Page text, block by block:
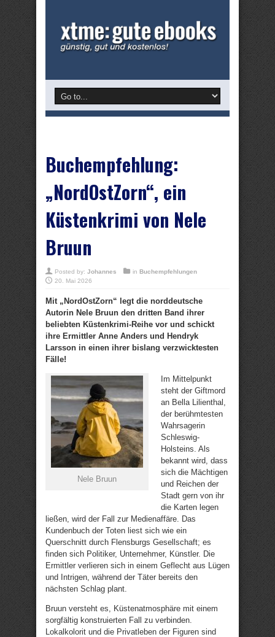
Buchempfehlung:
„NordOstZorn“, ein
Küstenkrimi von Nele
Bruun
Posted by: Johannes in Buchempfehlungen
20. Mai 2026
Mit „NordOstZorn“ legt die norddeutsche
Autorin Nele Bruun den dritten Band ihrer
beliebten Küstenkrimi-Reihe vor und schickt
ihre Ermittler Anne Anders und Hendryk
Larsson in einen ihrer bislang verzwicktesten
Fälle!
Nele Bruun
Im Mittelpunkt
steht der Giftmord
an Bella Lilienthal,
der berühmtesten
Wahrsagerin
Schleswig-
Holsteins. Als
bekannt wird, dass
sich die Mächtigen
und Reichen der
Stadt gern von ihr
die Karten legen
ließen, wird der Fall zur Medienaffäre. Das
Kundenbuch der Toten liest sich wie ein
Querschnitt durch Flensburgs Gesellschaft; es
finden sich Politiker, Unternehmer, Künstler. Die
Ermittler verlieren sich in einem Geflecht aus Lügen
und Intrigen, während der Täter bereits den
nächsten Schlag plant.
Bruun versteht es, Küstenatmosphäre mit einem
sorgfältig konstruierten Fall zu verbinden.
Lokalkolorit und die Privatleben der Figuren sind